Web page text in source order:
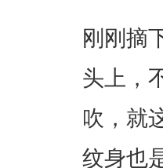
刚刚摘
头上，
吹，就
纹身也